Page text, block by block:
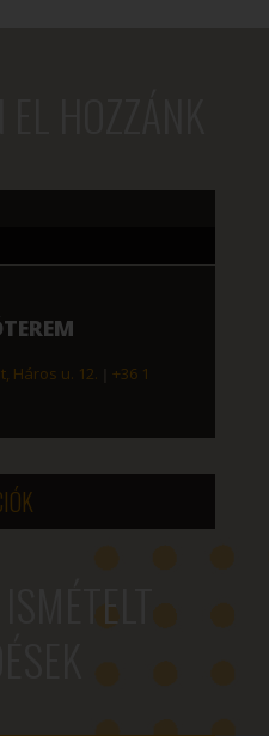
Háros u. 12.
+36 1